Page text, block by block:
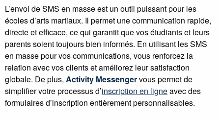
L’envoi de SMS en masse est un outil puissant pour les
écoles d’arts martiaux. Il permet une communication rapide,
directe et efficace, ce qui garantit que vos étudiants et leurs
parents soient toujours bien informés. En utilisant les SMS
en masse pour vos communications, vous renforcez la
relation avec vos clients et améliorez leur satisfaction
globale. De plus, Activity Messengervous permet de
simplifier votre processus d’inscription en ligneavec des
formulaires d’inscription entièrement personnalisables.